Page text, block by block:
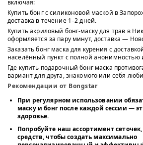
включая:
Купить бонг с силиконовой маской в
доставка в течение 1–2 дней.
Купить акриловый бонг-маску для трав в
оформляется за пару минут, доставка —
Заказать бонг маска для курения с
населённый пункт с полной анонимностью
Где купить подарочный бонг маска
вариант для друга, знакомого или себя
Рекомендации от Bongstar
При регулярном использовании
маску и бонг после каждой сессии —
здоровье.
Попробуйте наш ассортимент
средств, чтобы создать максимально